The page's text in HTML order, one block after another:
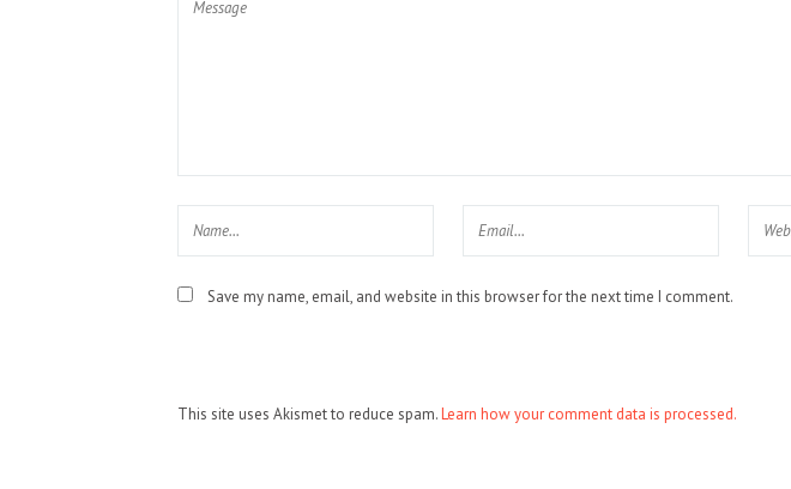
Save my name, email, and website in this browser for the next time I comment.
This site uses Akismet to reduce spam.Learn how your comment data is processed.